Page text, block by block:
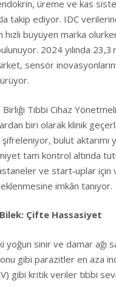
üreme ve kas
takip ediyor. IDC
büyüyen marka
2024 yılında 23,3
sensör
Tıbbi Cihaz
biri olarak klinik
bulut aktarımı
tam kontrol altında
ve start‑uplar için
imkân tanıyor.
Çifte Hassasiyet
yoğun sinir ve damar ağı
gibi parazitler en aza
gibi kritik veriler tıbbi